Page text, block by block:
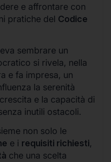
e affrontare con
pratiche del Codice
sembrare un
si rivela, nella
e fa impresa, un
la serenità
e la capacità di
inutili ostacoli.
non solo le
e i requisiti richiesti,
che una scelta